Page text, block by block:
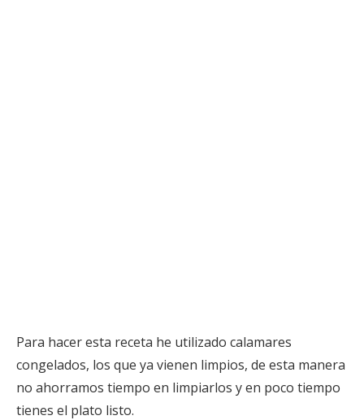
Para hacer esta receta he utilizado calamares
congelados, los que ya vienen limpios, de esta manera
no ahorramos tiempo en limpiarlos y en poco tiempo
tienes el plato listo.